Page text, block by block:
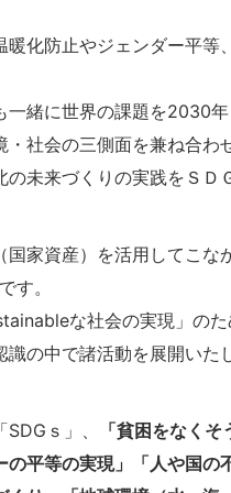
暖化防止やジェンダー平等
一緒に世界の課題を2030
・社会の三側面を兼ね合わ
未来づくりの実践をＳＤ
国家資産）を活用してこ
す。
な社会の実現」の
識の中で諸活動を展開いた
ｓ」、
「貧困をなく
の平等の実現」「人や国